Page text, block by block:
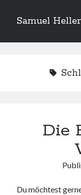
Samuel Heller
Sidebar
Gott ist eine Funktion.
Die
Du möchtest